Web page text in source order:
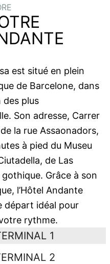
est situé en plein
de Barcelone, dans
des plus
Son adresse, Carrer
la rue Assaonadors,
à pied du Museu
de Las
Grâce à son
l’Hôtel Andante
départ idéal pour
rythme.
1
2